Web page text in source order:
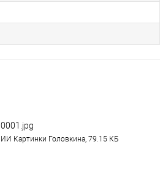
0001.jpg
ИИ Картинки Головкина, 79.15 КБ